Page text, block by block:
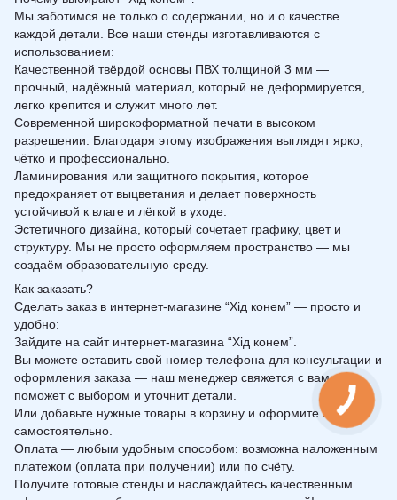
Мы заботимся не только о содержании, но и о качестве
каждой детали. Все наши стенды изготавливаются с
использованием:
Качественной твёрдой основы ПВХ толщиной 3 мм —
прочный, надёжный материал, который не деформируется,
легко крепится и служит много лет.
Современной широкоформатной печати в высоком
разрешении. Благодаря этому изображения выглядят ярко,
чётко и профессионально.
Ламинирования или защитного покрытия, которое
предохраняет от выцветания и делает поверхность
устойчивой к влаге и лёгкой в уходе.
Эстетичного дизайна, который сочетает графику, цвет и
структуру. Мы не просто оформляем пространство — мы
создаём образовательную среду.
Как заказать?
Сделать заказ в интернет-магазине “Хід конем” — просто и
удобно:
Зайдите на сайт интернет-магазина “Хід конем”.
Вы можете оставить свой номер телефона для консультации и
оформления заказа — наш менеджер свяжется с вами,
поможет с выбором и уточнит детали.
Или добавьте нужные товары в корзину и оформите заказ
самостоятельно.
Оплата — любым удобным способом: возможна наложенным
платежом (оплата при получении) или по счёту.
Получите готовые стенды и наслаждайтесь качественным